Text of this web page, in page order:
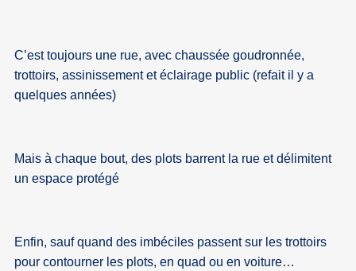
C’est toujours une rue, avec chaussée goudronnée,
trottoirs, assinissement et éclairage public (refait il y a
quelques années)
Mais à chaque bout, des plots barrent la rue et délimitent
un espace protégé
Enfin, sauf quand des imbéciles passent sur les trottoirs
pour contourner les plots, en quad ou en voiture…